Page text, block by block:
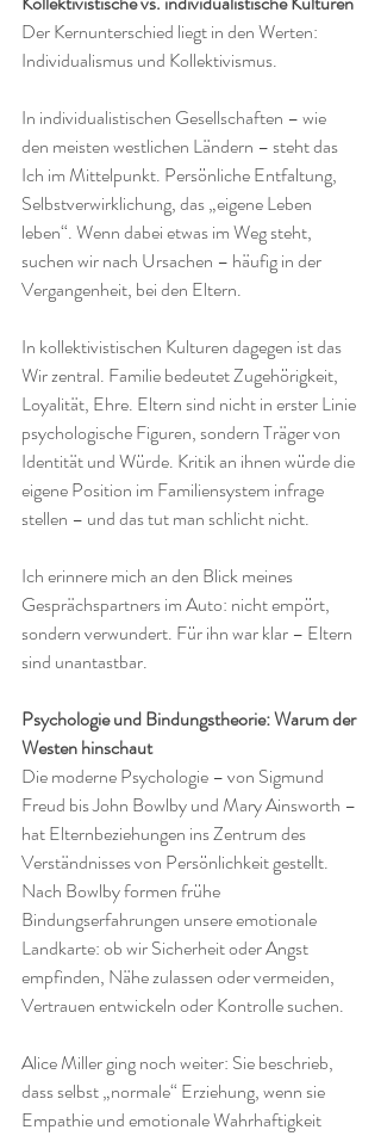
Der Kernunterschied liegt in den Werten:
Individualismus und Kollektivismus.
In individualistischen Gesellschaften – wie
den meisten westlichen Ländern – steht das
Ich im Mittelpunkt. Persönliche Entfaltung,
Selbstverwirklichung, das „eigene Leben
leben“. Wenn dabei etwas im Weg steht,
suchen wir nach Ursachen – häufig in der
Vergangenheit, bei den Eltern.
In kollektivistischen Kulturen dagegen ist das
Wir zentral. Familie bedeutet Zugehörigkeit,
Loyalität, Ehre. Eltern sind nicht in erster Linie
psychologische Figuren, sondern Träger von
Identität und Würde. Kritik an ihnen würde die
eigene Position im Familiensystem infrage
stellen – und das tut man schlicht nicht.
Ich erinnere mich an den Blick meines
Gesprächspartners im Auto: nicht empört,
sondern verwundert. Für ihn war klar – Eltern
sind unantastbar.
Psychologie und Bindungstheorie: Warum der
Westen hinschaut
Die moderne Psychologie – von Sigmund
Freud bis John Bowlby und Mary Ainsworth –
hat Elternbeziehungen ins Zentrum des
Verständnisses von Persönlichkeit gestellt.
Nach Bowlby formen frühe
Bindungserfahrungen unsere emotionale
Landkarte: ob wir Sicherheit oder Angst
empfinden, Nähe zulassen oder vermeiden,
Vertrauen entwickeln oder Kontrolle suchen.
Alice Miller ging noch weiter: Sie beschrieb,
dass selbst „normale“ Erziehung, wenn sie
Empathie und emotionale Wahrhaftigkeit